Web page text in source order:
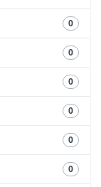
0
0
0
0
0
0